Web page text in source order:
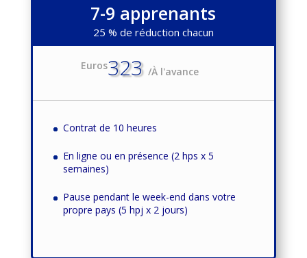
7-9 apprenants
25 % de réduction chacun
Euros323/À l'avance
Contrat de 10 heures
En ligne ou en présence (2 hps x 5
semaines)
Pause pendant le week-end dans votre
propre pays (5 hpj x 2 jours)